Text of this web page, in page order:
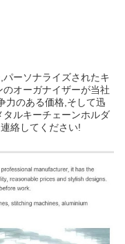
ーソナライズされたキ
オーガナイザーが当社
力のある価格,そして迅
ルキーチェーンホルダ
絡してください!